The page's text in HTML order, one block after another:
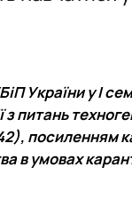
Події
Події
України у І
питань
посиленням
в умовах